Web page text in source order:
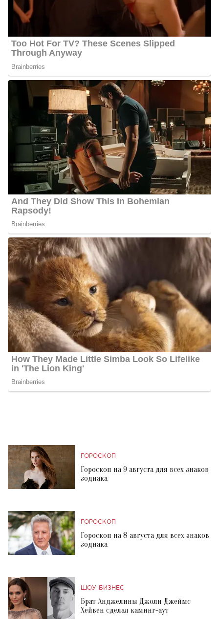
ГОРОСКОП
Гороскоп на 9 августа для всех знаков
зодиака
ГОРОСКОП
Гороскоп на 8 августа для всех знаков
зодиака
ШОУ-БИЗНЕС
Брат Анджелины Джоли Джеймс
Хейвен сделал каминг-аут